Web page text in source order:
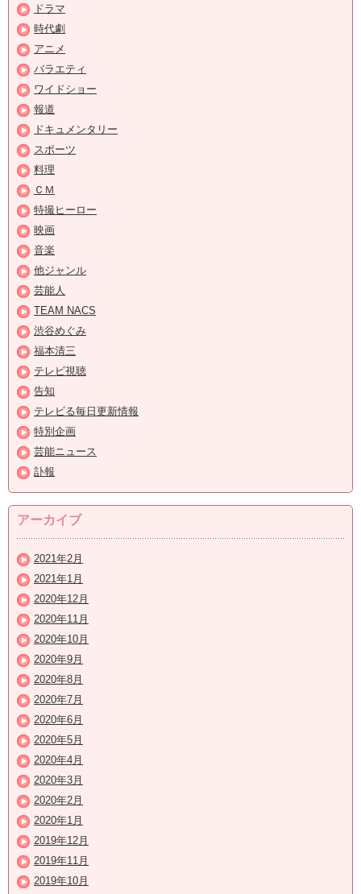
ドラマ
時代劇
アニメ
バラエティ
ワイドショー
報道
ドキュメンタリー
スポーツ
料理
ＣＭ
特撮ヒーロー
映画
音楽
他ジャンル
芸能人
TEAM NACS
渋谷めぐみ
福本清三
テレビ視聴
告知
テレビる毎日更新情報
特別企画
芸能ニュース
訃報
アーカイブ
2021年2月
2021年1月
2020年12月
2020年11月
2020年10月
2020年9月
2020年8月
2020年7月
2020年6月
2020年5月
2020年4月
2020年3月
2020年2月
2020年1月
2019年12月
2019年11月
2019年10月